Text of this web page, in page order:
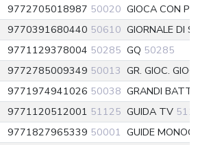
9772705018987 50020 GIOCA CON
9770391680440 50610 GIORNALE DI
9771129378004 50285 GQ 50285
9772785009349 50013 GR. GIOC.
9771974941026 50038 GRANDI
9771120512001 51125 GUIDA TV
9771827965339 50001 GUIDE